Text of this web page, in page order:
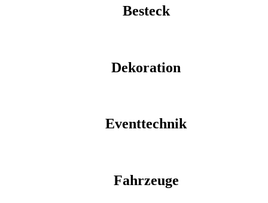
Besteck
Dekoration
Eventtechnik
Fahrzeuge